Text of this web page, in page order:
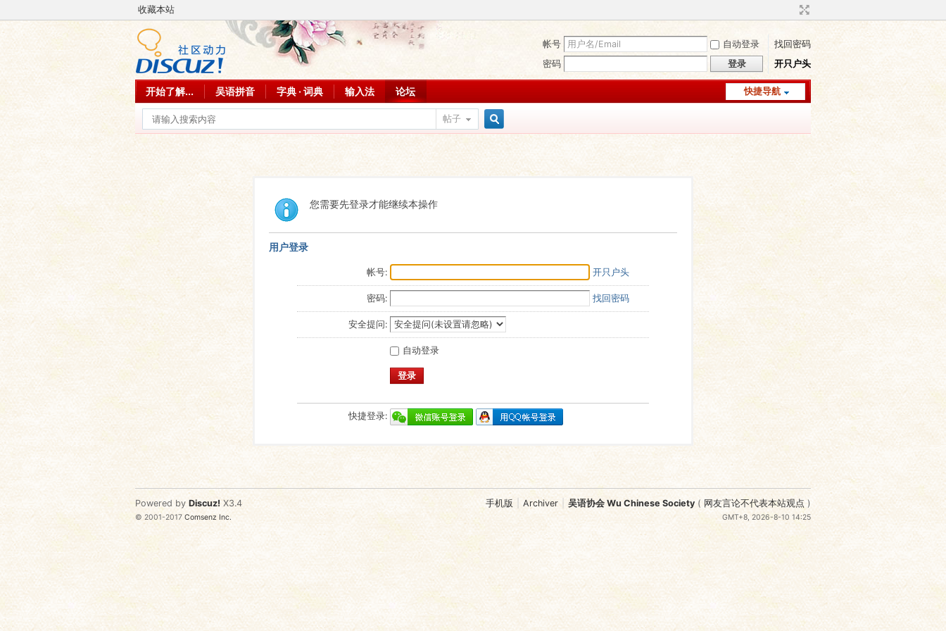
收藏本站
帐号 自动登录
找回密码
密码
登录 开只户头
快捷导航
开始了解... 吴语拼音 字典 · 词典 输入法 论坛
帖子
您需要先登录才能继续本操作
用户登录
帐号: 开只户头
密码: 找回密码
安全提问:
自动登录
登录
快捷登录:
手机版 Archiver 吴语协会 Wu Chinese Society ( 网友言论不代表本站观点 )
GMT+8, 2026-8-10 14:25
Powered by Discuz! X3.4
© 2001-2017Comsenz Inc.